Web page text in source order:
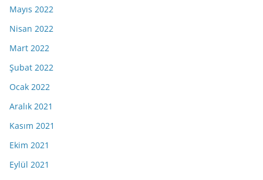
Mayıs 2022
Nisan 2022
Mart 2022
Şubat 2022
Ocak 2022
Aralık 2021
Kasım 2021
Ekim 2021
Eylül 2021